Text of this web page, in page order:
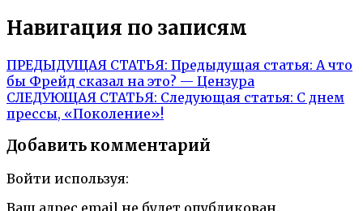
Навигация по записям
ПРЕДЫДУЩАЯ СТАТЬЯ: Предыдущая статья: А что
бы Фрейд сказал на это? — Цензура
СЛЕДУЮЩАЯ СТАТЬЯ: Следующая статья: С днем
прессы, «Поколение»!
Добавить комментарий
Войти используя: